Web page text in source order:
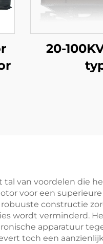
20-
tal van voordelen die
voor een
constructie
wordt verminderd.
apparatuur
toch een